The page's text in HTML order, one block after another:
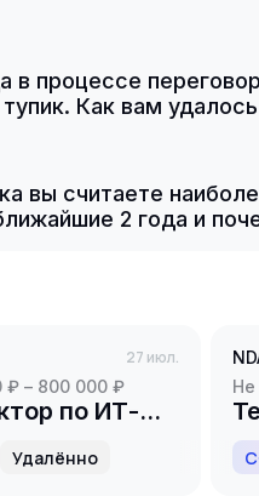
в процессе
Как вам
вы считаете
2 года и
27 июл.
₽ – 800 000 ₽
по ИТ-
Удалённо